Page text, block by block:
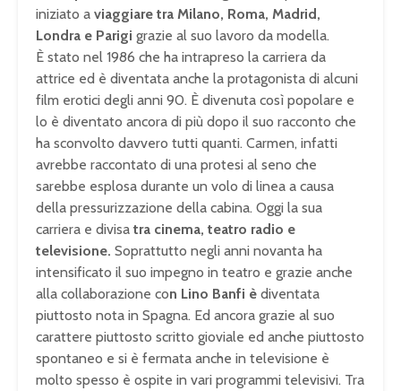
iniziato a viaggiare tra Milano, Roma, Madrid,
Londra e Parigi grazie al suo lavoro da modella.
È stato nel 1986 che ha intrapreso la carriera da
attrice ed è diventata anche la protagonista di alcuni
film erotici degli anni 90. È divenuta così popolare e
lo è diventato ancora di più dopo il suo racconto che
ha sconvolto davvero tutti quanti. Carmen, infatti
avrebbe raccontato di una protesi al seno che
sarebbe esplosa durante un volo di linea a causa
della pressurizzazione della cabina. Oggi la sua
carriera e divisa tra cinema, teatro radio e
televisione. Soprattutto negli anni novanta ha
intensificato il suo impegno in teatro e grazie anche
alla collaborazione con Lino Banfi è diventata
piuttosto nota in Spagna. Ed ancora grazie al suo
carattere piuttosto scritto gioviale ed anche piuttosto
spontaneo e si è fermata anche in televisione è
molto spesso è ospite in vari programmi televisivi. Tra